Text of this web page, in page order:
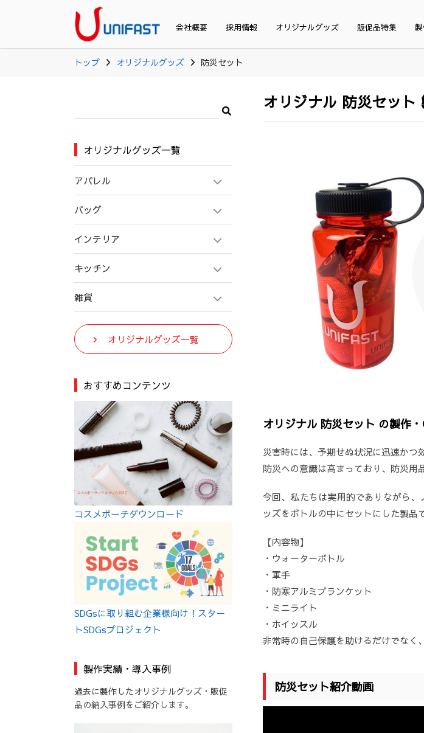
会社概要 採用情報 オリジナルグッズ 販促品特集
トップ オリジナルグッズ 防災セット
オリジナル 防災セット
オリジナル 防災セット の製作
災害時には、予期せぬ状況に迅速かつ
防災への意識は高まっており、防災用
今回、私たちは実用的でありながら
ッズをボトルの中にセットにした製品
【内容物】
・ウォーターボトル
・軍手
・防寒アルミブランケット
・ミニライト
・ホイッスル
非常時の自己保護を助けるだけでなく
防災セット紹介動画
オリジナルグッズ一覧
アパレル
バッグ
インテリア
キッチン
雑貨
オリジナルグッズ一覧
おすすめコンテンツ
コスメポーチダウンロード
SDGsに取り組む企業様向け！スター
トSDGsプロジェクト
製作実績・導入事例
過去に製作したオリジナルグッズ・販促
品の納入事例をご紹介します。